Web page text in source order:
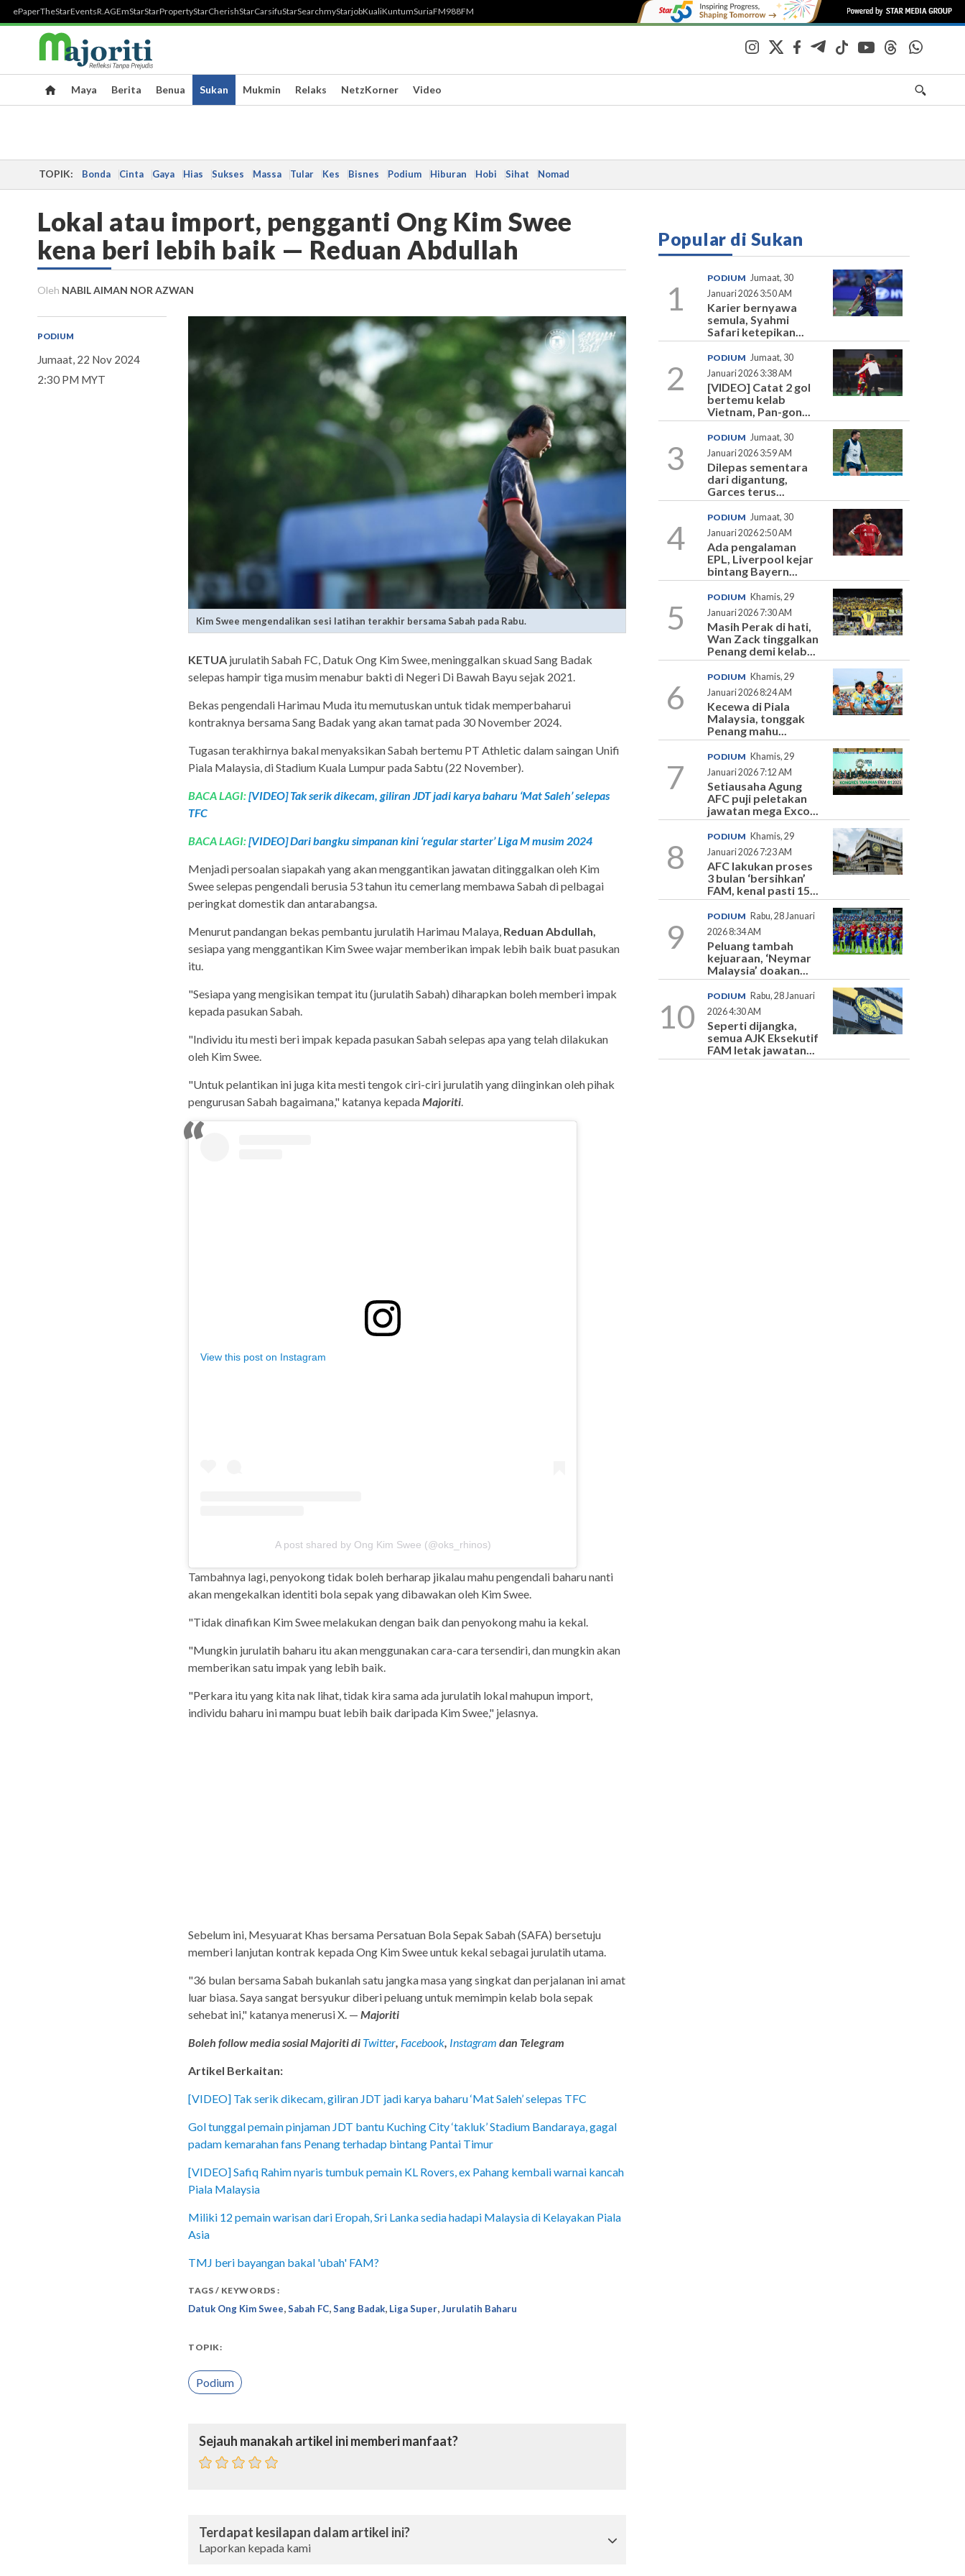
ePaperTheStarEventsR.AGEmStarStarPropertyStarCherishStarCarsifuStarSearchmyStarjobKualiKuntumSuriaFM988FM
Maya Berita Benua Sukan Mukmin Relaks NetzKorner Video
TOPIK: Bonda Cinta Gaya Hias Sukses Massa Tular Kes Bisnes Podium Hiburan Hobi Sihat Nomad
Lokal atau import, pengganti Ong Kim Swee
kena beri lebih baik — Reduan Abdullah
Oleh NABIL AIMAN NOR AZWAN
PODIUM
Jumaat, 22 Nov 2024
2:30 PM MYT
Kim Swee mengendalikan sesi latihan terakhir bersama Sabah pada Rabu.
KETUA jurulatih Sabah FC, Datuk Ong Kim Swee, meninggalkan skuad Sang Badak
selepas hampir tiga musim menabur bakti di Negeri Di Bawah Bayu sejak 2021.
Bekas pengendali Harimau Muda itu memutuskan untuk tidak memperbaharui
kontraknya bersama Sang Badak yang akan tamat pada 30 November 2024.
Tugasan terakhirnya bakal menyaksikan Sabah bertemu PT Athletic dalam saingan Unifi
Piala Malaysia, di Stadium Kuala Lumpur pada Sabtu (22 November).
BACA LAGI:[VIDEO] Tak serik dikecam, giliran JDT jadi karya baharu ‘Mat Saleh’ selepas
TFC
BACA LAGI:[VIDEO] Dari bangku simpanan kini ‘regular starter’ Liga M musim 2024
Menjadi persoalan siapakah yang akan menggantikan jawatan ditinggalkan oleh Kim
Swee selepas pengendali berusia 53 tahun itu cemerlang membawa Sabah di pelbagai
peringkat domestik dan antarabangsa.
Menurut pandangan bekas pembantu jurulatih Harimau Malaya, Reduan Abdullah,
sesiapa yang menggantikan Kim Swee wajar memberikan impak lebih baik buat pasukan
itu.
"Sesiapa yang mengisikan tempat itu (jurulatih Sabah) diharapkan boleh memberi impak
kepada pasukan Sabah.
"Individu itu mesti beri impak kepada pasukan Sabah selepas apa yang telah dilakukan
oleh Kim Swee.
"Untuk pelantikan ini juga kita mesti tengok ciri-ciri jurulatih yang diinginkan oleh pihak
pengurusan Sabah bagaimana," katanya kepadaMajoriti.
View this post on Instagram
A post shared by Ong Kim Swee (@oks_rhinos)
Tambahnya lagi, penyokong tidak boleh berharap jikalau mahu pengendali baharu nanti
akan mengekalkan identiti bola sepak yang dibawakan oleh Kim Swee.
"Tidak dinafikan Kim Swee melakukan dengan baik dan penyokong mahu ia kekal.
"Mungkin jurulatih baharu itu akan menggunakan cara-cara tersendiri, dan mungkin akan
memberikan satu impak yang lebih baik.
"Perkara itu yang kita nak lihat, tidak kira sama ada jurulatih lokal mahupun import,
individu baharu ini mampu buat lebih baik daripada Kim Swee," jelasnya.
Sebelum ini, Mesyuarat Khas bersama Persatuan Bola Sepak Sabah (SAFA) bersetuju
memberi lanjutan kontrak kepada Ong Kim Swee untuk kekal sebagai jurulatih utama.
"36 bulan bersama Sabah bukanlah satu jangka masa yang singkat dan perjalanan ini amat
luar biasa. Saya sangat bersyukur diberi peluang untuk memimpin kelab bola sepak
sehebat ini," katanya menerusi X. — Majoriti
Boleh follow media sosial Majoriti di Twitter, Facebook, Instagram dan Telegram
Artikel Berkaitan:
[VIDEO] Tak serik dikecam, giliran JDT jadi karya baharu ‘Mat Saleh’ selepas TFC
Gol tunggal pemain pinjaman JDT bantu Kuching City ‘takluk’ Stadium Bandaraya, gagal
padam kemarahan fans Penang terhadap bintang Pantai Timur
[VIDEO] Safiq Rahim nyaris tumbuk pemain KL Rovers, ex Pahang kembali warnai kancah
Piala Malaysia
Miliki 12 pemain warisan dari Eropah, Sri Lanka sedia hadapi Malaysia di Kelayakan Piala
Asia
TMJ beri bayangan bakal 'ubah' FAM?
TAGS / KEYWORDS :
Datuk Ong Kim Swee,Sabah FC,Sang Badak, Liga Super,Jurulatih Baharu
TOPIK:
Podium
Sejauh manakah artikel ini memberi manfaat?
Terdapat kesilapan dalam artikel ini?
Laporkan kepada kami
Popular di Sukan
1
PODIUM Jumaat, 30
Januari 2026 3:50 AM
Karier bernyawa
semula, Syahmi
Safari ketepikan...
2
PODIUM Jumaat, 30
Januari 2026 3:38 AM
[VIDEO] Catat 2 gol
bertemu kelab
Vietnam, Pan-gon...
3
PODIUM Jumaat, 30
Januari 2026 3:59 AM
Dilepas sementara
dari digantung,
Garces terus...
4
PODIUM Jumaat, 30
Januari 2026 2:50 AM
Ada pengalaman
EPL, Liverpool kejar
bintang Bayern...
5
PODIUM Khamis, 29
Januari 2026 7:30 AM
Masih Perak di hati,
Wan Zack tinggalkan
Penang demi kelab...
6
PODIUM Khamis, 29
Januari 2026 8:24 AM
Kecewa di Piala
Malaysia, tonggak
Penang mahu...
7
PODIUM Khamis, 29
Januari 2026 7:12 AM
Setiausaha Agung
AFC puji peletakan
jawatan mega Exco...
8
PODIUM Khamis, 29
Januari 2026 7:23 AM
AFC lakukan proses
3 bulan ‘bersihkan’
FAM, kenal pasti 15...
9
PODIUM Rabu, 28 Januari
2026 8:34 AM
Peluang tambah
kejuaraan, ‘Neymar
Malaysia’ doakan...
10
PODIUM Rabu, 28 Januari
2026 4:30 AM
Seperti dijangka,
semua AJK Eksekutif
FAM letak jawatan...